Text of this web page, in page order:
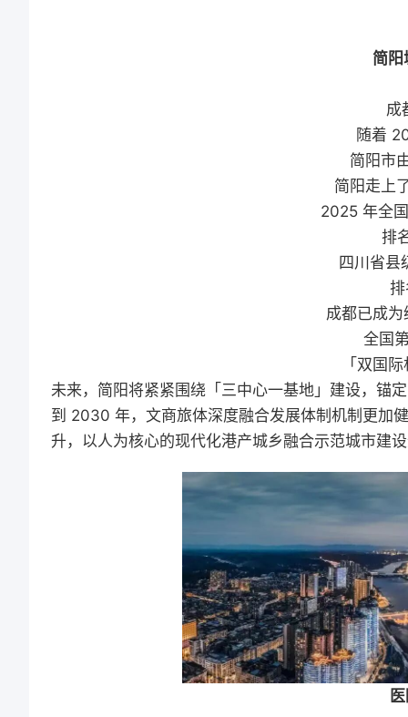
简阳
成
随着
简阳市
简阳走上
2025 年全
排
四川省县
成都已成
全国
「双国
未来，简阳将紧紧围绕「三中心一基地」建设，锚
到 2030 年，文商旅体深度融合发展体制机制更加
升，以人为核心的现代化港产城乡融合示范城市建